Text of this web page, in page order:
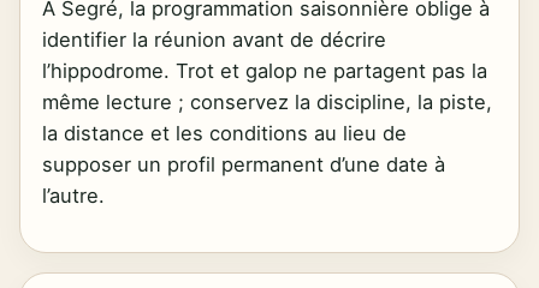
À Segré, la programmation saisonnière oblige à
identifier la réunion avant de décrire
l’hippodrome. Trot et galop ne partagent pas la
même lecture ; conservez la discipline, la piste,
la distance et les conditions au lieu de
supposer un profil permanent d’une date à
l’autre.